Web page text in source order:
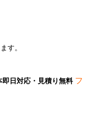
す。
日対応・見積り無料 フ